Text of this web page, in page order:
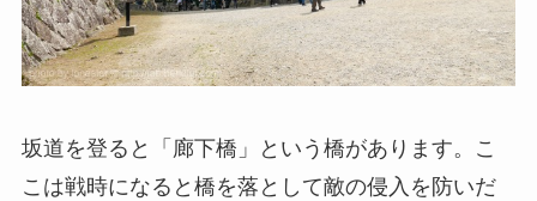
坂道を登ると「廊下橋」という橋があります。こ
こは戦時になると橋を落として敵の侵入を防いだ